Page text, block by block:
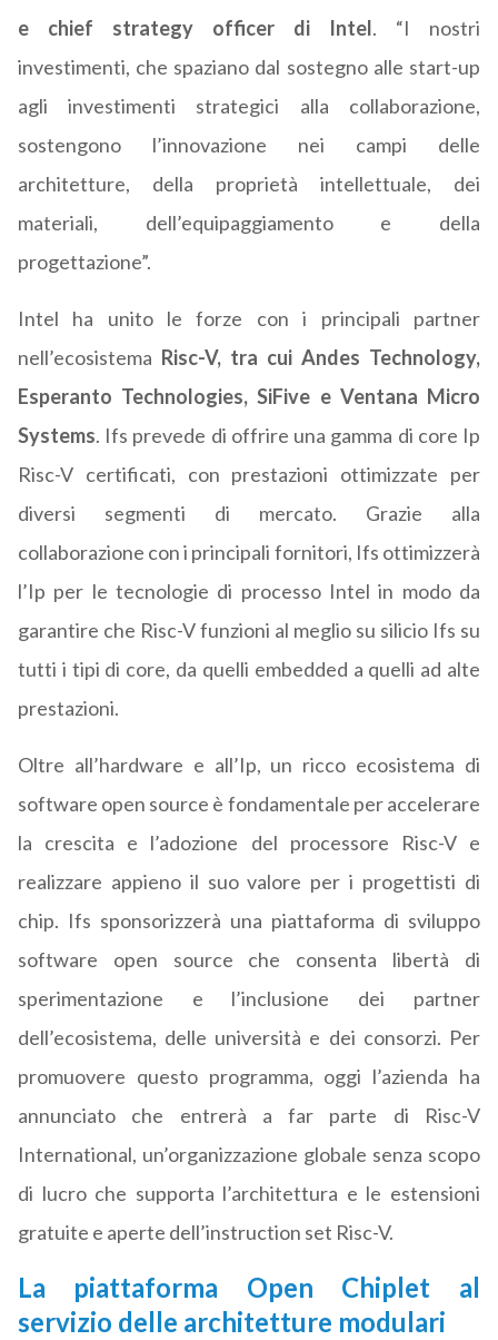
e chief strategy officer di Intel. “I nostri
investimenti, che spaziano dal sostegno alle start-up
agli investimenti strategici alla collaborazione,
sostengono l’innovazione nei campi delle
architetture, della proprietà intellettuale, dei
materiali, dell’equipaggiamento e della
progettazione”.
Intel ha unito le forze con i principali partner
nell’ecosistema Risc-V, tra cui Andes Technology,
Esperanto Technologies, SiFive e Ventana Micro
Systems. Ifs prevede di offrire una gamma di core Ip
Risc-V certificati, con prestazioni ottimizzate per
diversi segmenti di mercato. Grazie alla
collaborazione con i principali fornitori, Ifs ottimizzerà
l’Ip per le tecnologie di processo Intel in modo da
garantire che Risc-V funzioni al meglio su silicio Ifs su
tutti i tipi di core, da quelli embedded a quelli ad alte
prestazioni.
Oltre all’hardware e all’Ip, un ricco ecosistema di
software open source è fondamentale per accelerare
la crescita e l’adozione del processore Risc-V e
realizzare appieno il suo valore per i progettisti di
chip. Ifs sponsorizzerà una piattaforma di sviluppo
software open source che consenta libertà di
sperimentazione e l’inclusione dei partner
dell’ecosistema, delle università e dei consorzi. Per
promuovere questo programma, oggi l’azienda ha
annunciato che entrerà a far parte di Risc-V
International, un’organizzazione globale senza scopo
di lucro che supporta l’architettura e le estensioni
gratuite e aperte dell’instruction set Risc-V.
La piattaforma Open Chiplet al
servizio delle architetture modulari